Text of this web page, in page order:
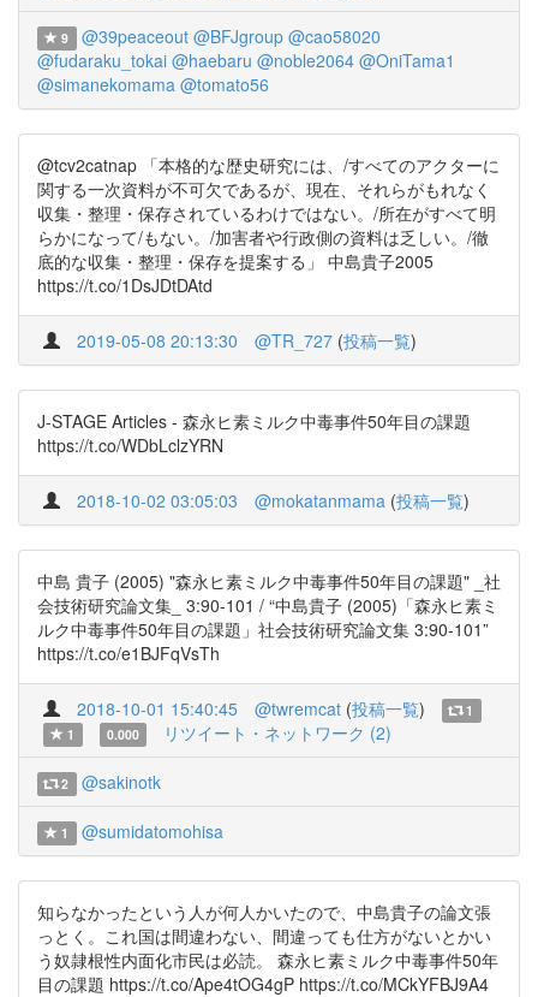
9 @39peaceout @BFJgroup @cao58020
@fudaraku_tokai @haebaru @noble2064 @OniTama1
@simanekomama @tomato56
@tcv2catnap 「本格的な歴史研究には、/すべてのアクターに
関する一次資料が不可欠であるが、現在、それらがもれなく
収集・整理・保存されているわけではない。/所在がすべて明
らかになって/もない。/加害者や行政側の資料は乏しい。/徹
底的な収集・整理・保存を提案する」 中島貴子2005
https://t.co/1DsJDtDAtd
2019-05-08 20:13:30 @TR_727 (投稿一覧)
J-STAGE Articles - 森永ヒ素ミルク中毒事件50年目の課題
https://t.co/WDbLclzYRN
2018-10-02 03:05:03 @mokatanmama (投稿一覧)
中島 貴子 (2005) "森永ヒ素ミルク中毒事件50年目の課題" _社
会技術研究論文集_ 3:90-101 / “中島貴子 (2005)「森永ヒ素ミ
ルク中毒事件50年目の課題」社会技術研究論文集 3:90-101”
https://t.co/e1BJFqVsTh
2018-10-01 15:40:45 @twremcat (投稿一覧)
1
1
0.000 リツイート・ネットワーク (2)
2 @sakinotk
1 @sumidatomohisa
知らなかったという人が何人かいたので、中島貴子の論文張
っとく。これ国は間違わない、間違っても仕方がないとかい
う奴隷根性内面化市民は必読。 森永ヒ素ミルク中毒事件50年
目の課題 https://t.co/Ape4tOG4gP https://t.co/MCkYFBJ9A4